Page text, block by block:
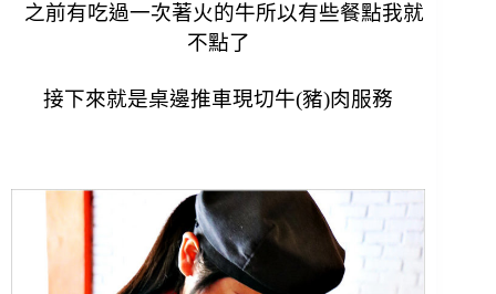
之前有吃過一次著火的牛所以有些餐點我就
不點了
接下來就是桌邊推車現切牛(豬)肉服務